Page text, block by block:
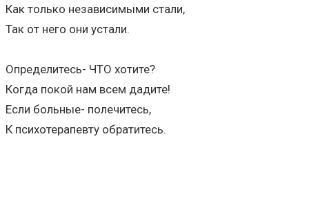
Как только независимыми стали,
Так от него они устали.
Определитесь- ЧТО хотите?
Когда покой нам всем дадите!
Если больные- полечитесь,
К психотерапевту обратитесь.